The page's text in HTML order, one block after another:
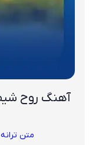
آهنگ روح
متن